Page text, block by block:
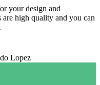
your design and
high quality and you can
Lopez